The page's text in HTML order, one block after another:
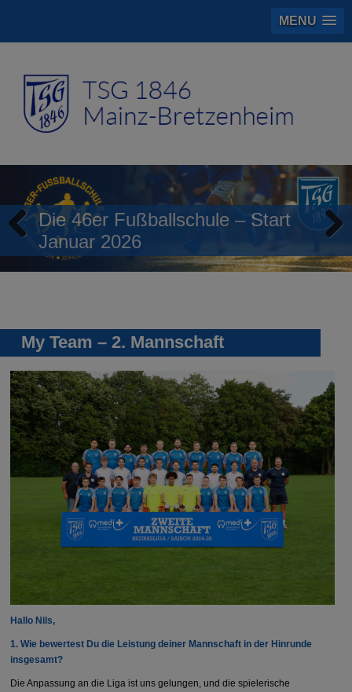
MENU
Die 46er Fußballschule – Start
Januar 2026
Previous
My Team – 2. Mannschaft
Hallo Nils,
1.⁠ ⁠Wie bewertest Du die Leistung deiner Mannschaft in der Hinrunde
insgesamt?
Die Anpassung an die Liga ist uns gelungen, und die spielerische